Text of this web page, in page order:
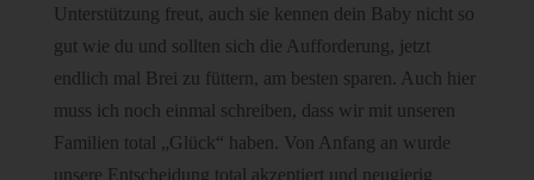
Unterstützung freut, auch sie kennen dein Baby nicht so
gut wie du und sollten sich die Aufforderung, jetzt
endlich mal Brei zu füttern, am besten sparen. Auch hier
muss ich noch einmal schreiben, dass wir mit unseren
Familien total „Glück“ haben. Von Anfang an wurde
unsere Entscheidung total akzeptiert und neugierig